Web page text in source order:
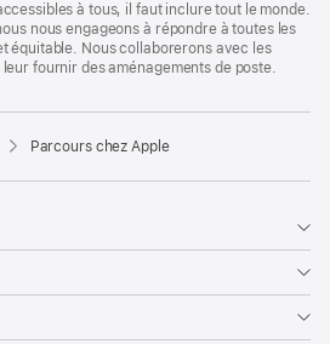
à tous, il faut inclure tout le monde.
nous engageons à répondre à toutes les
équitable. Nous collaborerons avec les
fournir des aménagements de poste.
Parcours chez Apple